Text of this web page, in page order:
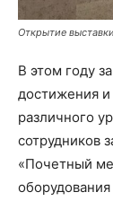
Открытие
В этом году
достижения и
различного
сотрудников
«Почетный